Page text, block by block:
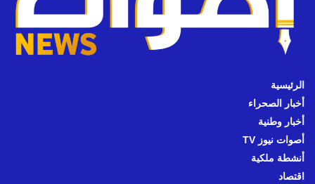
الرئيسية
أخبار الصحراء
أخبار وطنية
أصوات نيوز TV
أنشطة ملكية
اقتصاد